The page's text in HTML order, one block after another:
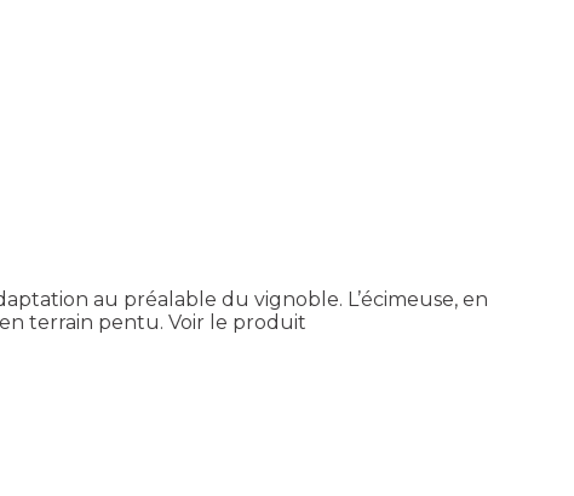
au préalable du vignoble. L’écimeuse, en
terrain pentu. Voir le produit